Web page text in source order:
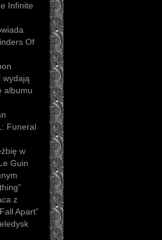
Infinite
Of
wydają
albumu
Funeral
w
Guin
z
Apart”